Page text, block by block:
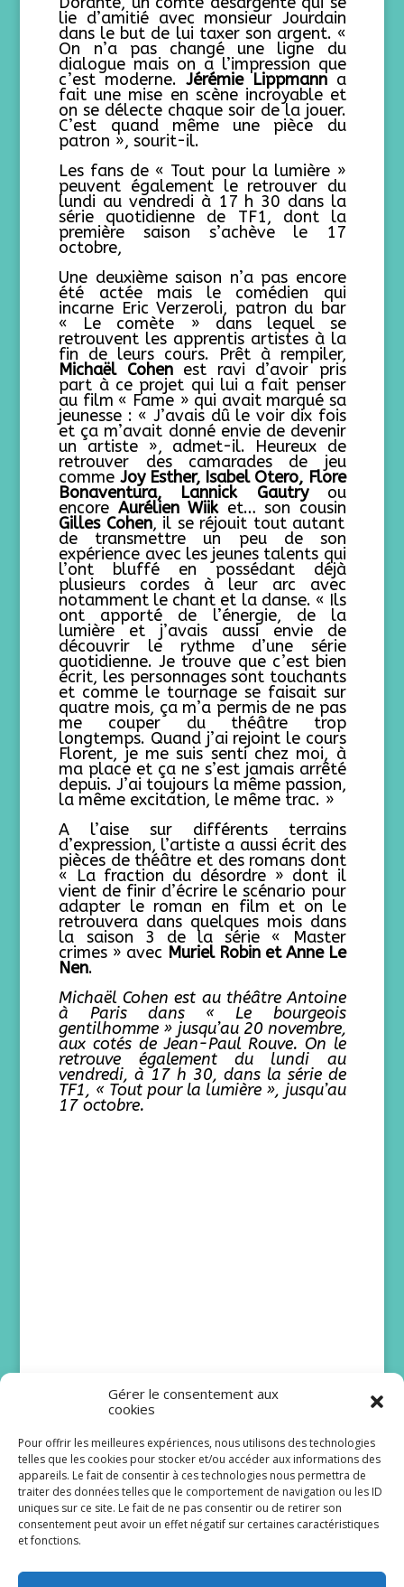
Gérer le consentement aux
cookies
Pour offrir les meilleures expériences, nous utilisons des technologies
telles que les cookies pour stocker et/ou accéder aux informations des
appareils. Le fait de consentir à ces technologies nous permettra de
traiter des données telles que le comportement de navigation ou les ID
uniques sur ce site. Le fait de ne pas consentir ou de retirer son
consentement peut avoir un effet négatif sur certaines caractéristiques
et fonctions.
lie d’amitié avec monsieur Jourdain
dans le but de lui taxer son argent. «
On n’a pas changé une ligne du
dialogue mais on a l’impression que
c’est moderne. Jérémie Lippmanna
fait une mise en scène incroyable et
on se délecte chaque soir de la jouer.
C’est quand même une pièce du
patron », sourit-il.
Les fans de « Tout pour la lumière »
peuvent également le retrouver du
lundi au vendredi à 17 h 30 dans la
série quotidienne de TF1, dont la
première saison s’achève le 17
octobre,
Une deuxième saison n’a pas encore
été actée mais le comédien qui
incarne Eric Verzeroli, patron du bar
« Le comète » dans lequel se
retrouvent les apprentis artistes à la
fin de leurs cours. Prêt à rempiler,
Michaël Cohenest ravi d’avoir pris
part à ce projet qui lui a fait penser
au film « Fame » qui avait marqué sa
jeunesse : « J’avais dû le voir dix fois
et ça m’avait donné envie de devenir
un artiste », admet-il. Heureux de
retrouver des camarades de jeu
comme Joy Esther, Isabel Otero, Flore
Bonaventura, Lannick Gautryou
encore Aurélien Wiik et… son cousin
Gilles Cohen, il se réjouit tout autant
de transmettre un peu de son
expérience avec les jeunes talents qui
l’ont bluffé en possédant déjà
plusieurs cordes à leur arc avec
notamment le chant et la danse. « Ils
ont apporté de l’énergie, de la
lumière et j’avais aussi envie de
découvrir le rythme d’une série
quotidienne. Je trouve que c’est bien
écrit, les personnages sont touchants
et comme le tournage se faisait sur
quatre mois, ça m’a permis de ne pas
me couper du théâtre trop
longtemps. Quand j’ai rejoint le cours
Florent, je me suis senti chez moi, à
ma place et ça ne s’est jamais arrêté
depuis. J’ai toujours la même passion,
la même excitation, le même trac. »
A l’aise sur différents terrains
d’expression, l’artiste a aussi écrit des
pièces de théâtre et des romans dont
« La fraction du désordre » dont il
vient de finir d’écrire le scénario pour
adapter le roman en film et on le
retrouvera dans quelques mois dans
la saison 3 de la série « Master
crimes » avec Muriel Robin et Anne Le
Nen.
Michaël Cohen est au théâtre Antoine
à Paris dans « Le bourgeois
gentilhomme » jusqu’au 20 novembre,
aux cotés de Jean-Paul Rouve. On le
retrouve également du lundi au
vendredi, à 17 h 30, dans la série de
TF1, « Tout pour la lumière », jusqu’au
17 octobre.
DNA : Juliette Mabilat
attendait une belle
histoire pour Lizzie